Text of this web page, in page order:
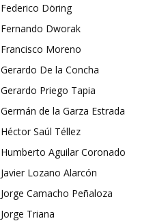
Federico Döring
Fernando Dworak
Francisco Moreno
Gerardo De la Concha
Gerardo Priego Tapia
Germán de la Garza Estrada
Héctor Saúl Téllez
Humberto Aguilar Coronado
Javier Lozano Alarcón
Jorge Camacho Peñaloza
Jorge Triana